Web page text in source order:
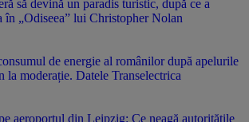
să devină un paradis turistic, după ce a
în „Odiseea” lui Christopher Nolan
de energie al românilor după apelurile
moderație. Datele Transelectrica
aeroportul din Leipzig: Ce neagă autoritățile